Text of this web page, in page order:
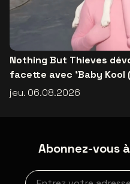
Nothing But Thieves
facette avec 'Baby Kool
jeu. 06.08.2026
Abonnez-vous
Inscription à la